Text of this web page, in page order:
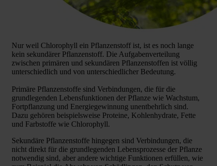
Nur weil Chlorophyll ein Pflanzenstoff ist, ist es noch lange
kein sekundärer Pflanzenstoff. Die Aufgabenverteilung
zwischen primären und sekundären Pflanzenstoffen ist völlig
unterschiedlich und von unterschiedlicher Bedeutung.
Primäre Pflanzenstoffe sind Verbindungen, die für die
grundlegenden Lebensfunktionen der Pflanze wie Wachstum,
Fortpflanzung und Energiegewinnung unentbehrlich sind.
Dazu gehören beispielsweise Proteine, Kohlenhydrate, Fette
und Farbstoffe wie Chlorophyll.
Sekundäre Pflanzenstoffe hingegen sind Verbindungen, die
nicht direkt für die grundlegenden Lebensprozesse der Pflanze
notwendig sind, aber andere wichtige Funktionen erfüllen, wie